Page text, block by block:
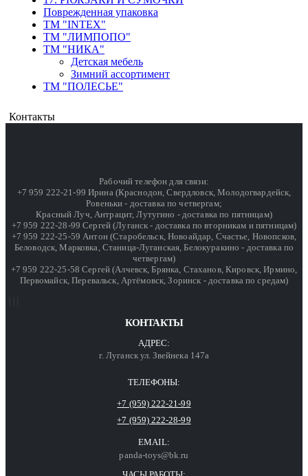
Поврежденная упаковка
ТМ "INTEX"
ТМ "ЛИМПОПО"
ТМ "НИКА"
Детская мебель
Зимний ассортимент
ТМ "ПОЛЕСЬЕ"
Контакты
Рабочий телефон для связи:
+7 959 222-21-99 Ирина (Краснодон, Свердловск, Молодогвардейск,
Ровеньки - доставка по четвергам;
Красный Луч, Антрацит, Лутугино - доставка по пятницам)
+7 959 222-28-99 Сергей (Луганск - доставка по вторникам и пятницам)
+7 959 222-25-59 Антон (Старобельск, Новоайдар, Счастье, Новопсков,
Беловодск, Марковка, Станица-Луганская, Белокуракино - доставка по
четвергам)
+7 959 222-25-58 Сергей (Алчевск, Брянка, Стаханов, Кировск, Ирмино,
Первомайск, Перевальск, Артёмовск, Зоринск - доставка по средам)
КОНТАКТЫ
АДРЕС:
г. Луганск ул. Звейнека 147а
ТЕЛЕФОНЫ:
+7 (959) 222-21-99
+7 (959) 222-28-99
EMAIL:
panda-toys@bk.ru